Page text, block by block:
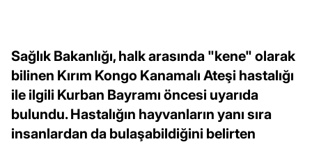
Sağlık Bakanlığı, halk arasında "kene" olarak
bilinen Kırım Kongo Kanamalı Ateşi hastalığı
ile ilgili Kurban Bayramı öncesi uyarıda
bulundu. Hastalığın hayvanların yanı sıra
insanlardan da bulaşabildiğini belirten